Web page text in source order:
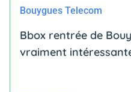
Bouygues Telecom
Bbox rentrée de
vraiment